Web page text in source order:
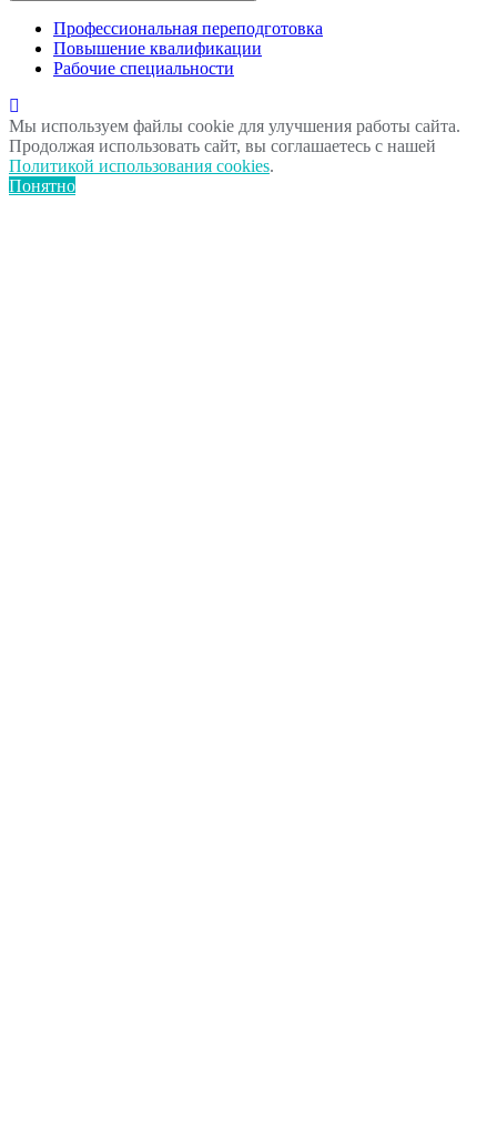
Профессиональная переподготовка
Повышение квалификации
Рабочие специальности
Мы используем файлы cookie для улучшения работы сайта.
Продолжая использовать сайт, вы соглашаетесь с нашей
Политикой использования cookies.
Понятно